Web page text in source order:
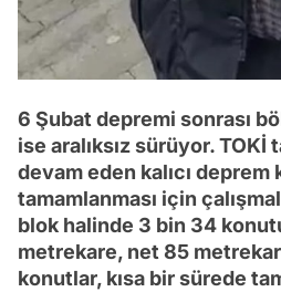
6 Şubat depremi sonrası
ise aralıksız sürüyor. TOKİ
devam eden kalıcı deprem
tamamlanması için
blok halinde 3 bin 34
metrekare, net 85
konutlar, kısa bir sürede